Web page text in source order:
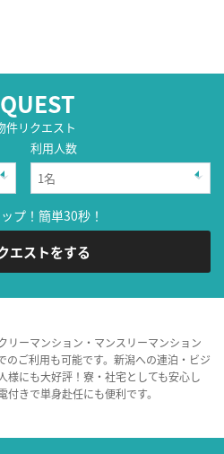
件リクエスト
利用人数
プ！簡単30秒！
エストをする
リーマンション・マンスリーマンション
のご利用も可能です。新潟への連泊・ビジ
様にも大好評！寮・社宅としても安心し
きで単身赴任にも便利です。